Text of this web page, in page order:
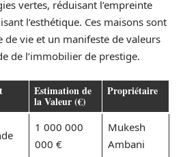
vertes, réduisant l’empreinte
l’esthétique. Ces maisons sont
de vie et un manifeste de valeurs
de l’immobilier de prestige.
Estimation de
la Valeur (€)
Propriétaire
1 000 000
000 €
Mukesh
Ambani